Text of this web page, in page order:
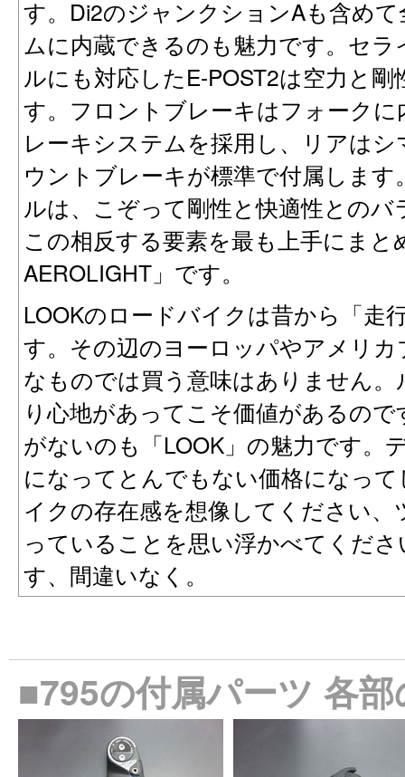
す。Di2のジャンクションAも含め
ムに内蔵できるのも魅力です。セ
ルにも対応したE-POST2は空力と
す。フロントブレーキはフォーク
レーキシステムを採用し、リアは
ウントブレーキが標準で付属しま
ルは、こぞって剛性と快適性との
この相反する要素を最も上手にま
AEROLIGHT」です。
LOOKのロードバイクは昔から「走
す。その辺のヨーロッパやアメリ
なものでは買う意味はありません
り心地があってこそ価値があるの
がないのも「LOOK」の魅力です。
になってとんでもない価格になっ
イクの存在感を想像してください
っていることを思い浮かべてくだ
す、間違いなく。
■795の付属パーツ 各